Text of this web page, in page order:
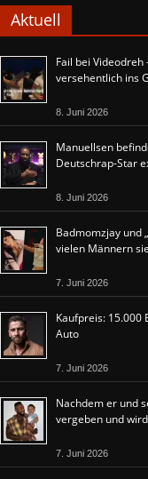
Aktuell
Fail bei
versehentlich ins
8. Juni 2026
Manuellsen
Deutschrap-Star
8. Juni 2026
Badmomzjay und
vielen Männern
7. Juni 2026
Kaufpreis: 15.000
Auto
7. Juni 2026
Nachdem er und
vergeben und
7. Juni 2026